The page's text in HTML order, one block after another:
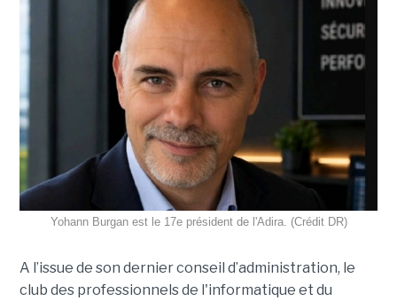
Yohann Burgan est le 17e président de l'Adira. (Crédit DR)
A l’issue de son dernier conseil d’administration, le
club des professionnels de l'informatique et du